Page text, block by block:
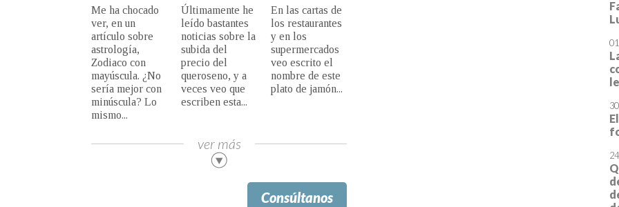
Me ha chocado
ver, en un
artículo sobre
astrología,
Zodiaco con
mayúscula. ¿No
sería mejor con
minúscula? Lo
mismo...
Últimamente he
leído bastantes
noticias sobre la
subida del precio
del queroseno, y
a veces veo que
escriben esta...
En las cartas de
los restaurantes y
en los
supermercados
veo escrito el
nombre de este
plato de jamón...
ver más
Consúltanos